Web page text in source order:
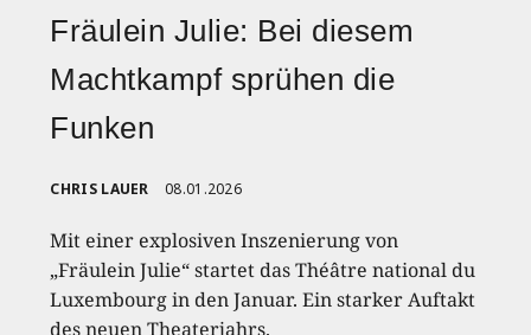
Fräulein Julie: Bei diesem
Machtkampf sprühen die
Funken
CHRIS LAUER 08.01.2026
Mit einer explosiven Inszenierung von
„Fräulein Julie“ startet das Théâtre national du
Luxembourg in den Januar. Ein starker Auftakt
des neuen Theaterjahrs.